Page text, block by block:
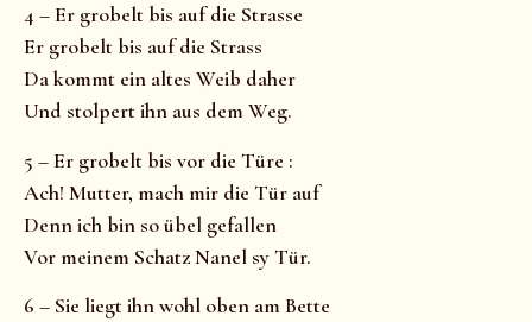
4 – Er grobelt bis auf die Strasse
Er grobelt bis auf die Strass
Da kommt ein altes Weib daher
Und stolpert ihn aus dem Weg.
5 – Er grobelt bis vor die Türe :
Ach! Mutter, mach mir die Tür auf
Denn ich bin so übel gefallen
Vor meinem Schatz Nanel sy Tür.
6 – Sie liegt ihn wohl oben am Bette